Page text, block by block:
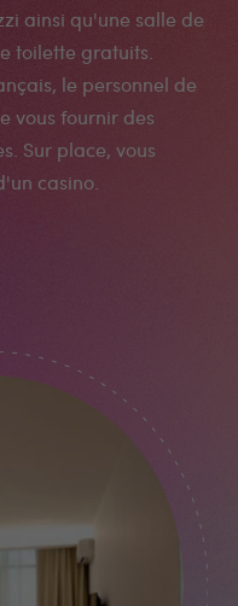
ainsi qu'une salle de
toilette gratuits.
le personnel de
vous fournir des
Sur place, vous
casino.